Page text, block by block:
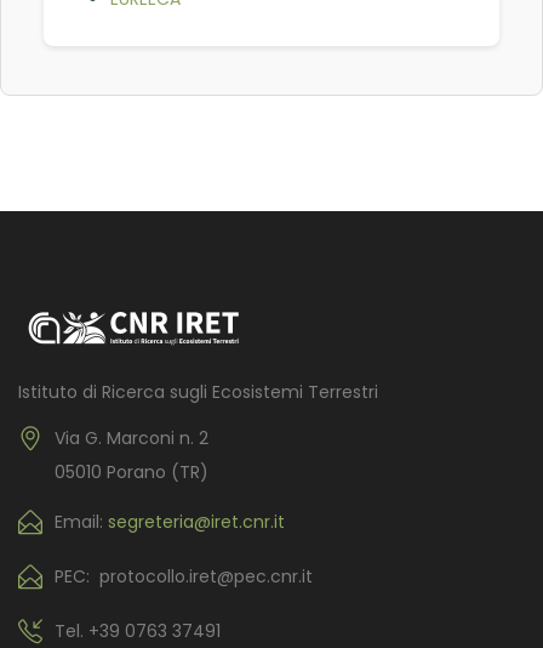
Istituto di Ricerca sugli Ecosistemi Terrestri
Via G. Marconi n. 2
05010 Porano (TR)
Email: segreteria@iret.cnr.it
PEC: protocollo.iret@pec.cnr.it
Tel. +39 0763 37491